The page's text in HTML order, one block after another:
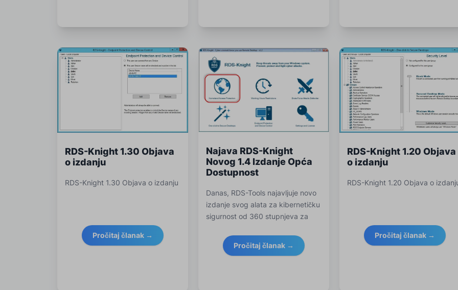
RDS-Knight 1.30 Objava
o izdanju
RDS-Knight 1.30 Objava o izdanju
Pročitaj članak →
Najava RDS-Knight
Novog 1.4 Izdanje Opća
Dostupnost
Danas, RDS-Tools najavljuje novo
izdanje svog alata za kibernetičku
sigurnost od 360 stupnjeva za
Pročitaj članak →
RDS-Knight 1.20 Objava
o izdanju
RDS-Knight 1.20 Objava o
Pročitaj članak →